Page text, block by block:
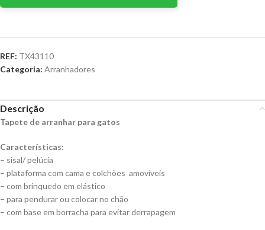
REF: TX43110
Categoria: Arranhadores
Descrição
Tapete de arranhar para gatos
Características:
– sisal/ pelúcia
– plataforma com cama e colchões amovíveis
– com brinquedo em elástico
– para pendurar ou colocar no chão
– com base em borracha para evitar derrapagem